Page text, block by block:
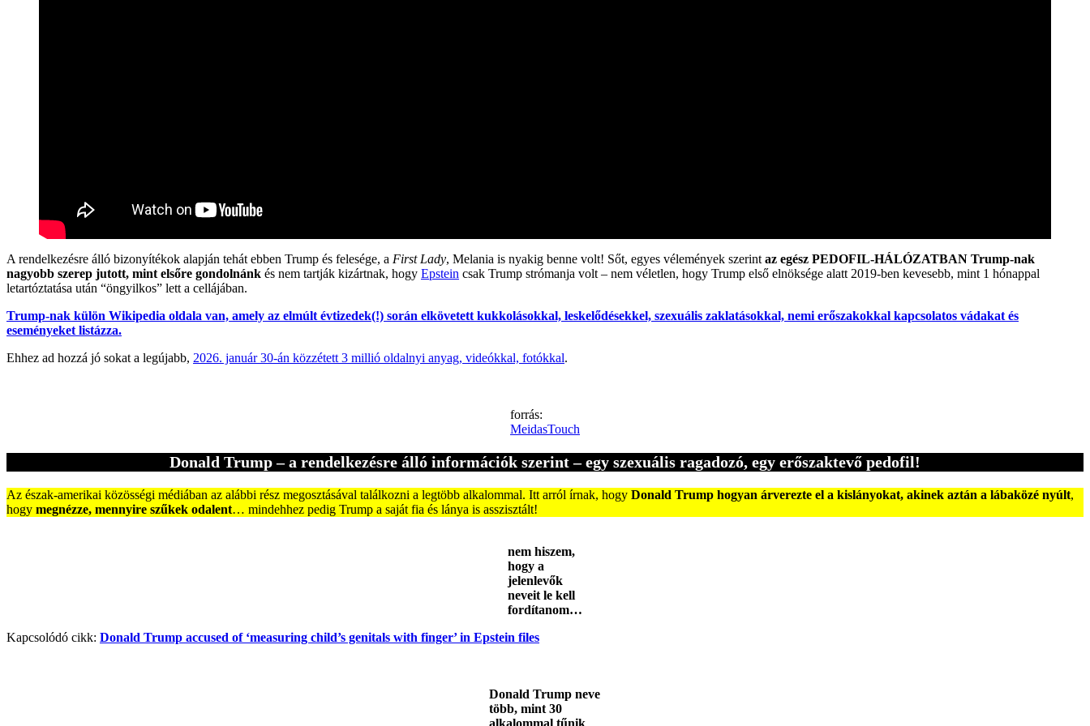
A rendelkezésre álló bizonyítékok alapján tehát ebben Trump és felesége, a First Lady, Melania is nyakig benne volt! Sőt, egyes vélemények szerint az egész PEDOFIL-HÁLÓZATBAN Trump-nak
nagyobb szerep jutott, mint elsőre gondolnánk és nem tartják kizártnak, hogy Epstein csak Trump strómanja volt – nem véletlen, hogy Trump első elnöksége alatt 2019-ben kevesebb, mint 1 hónappal
letartóztatása után “öngyilkos” lett a cellájában.
Trump-nak külön Wikipedia oldala van, amely az elmúlt évtizedek(!) során elkövetett kukkolásokkal, leskelődésekkel, szexuális zaklatásokkal, nemi erőszakokkal kapcsolatos vádakat és
eseményeket listázza.
Ehhez ad hozzá jó sokat a legújabb, 2026. január 30-án közzétett 3 millió oldalnyi anyag, videókkal, fotókkal.
forrás:
MeidasTouch
Donald Trump – a rendelkezésre álló információk szerint – egy szexuális ragadozó, egy erőszaktevő pedofil!
Az észak-amerikai közösségi médiában az alábbi rész megosztásával találkozni a legtöbb alkalommal. Itt arról írnak, hogy Donald Trump hogyan árverezte el a kislányokat, akinek aztán a lábaközé nyúlt,
hogy megnézze, mennyire szűkek odalent… mindehhez pedig Trump a saját fia és lánya is asszisztált!
nem hiszem,
hogy a
jelenlevők
neveit le kell
fordítanom…
Kapcsolódó cikk: Donald Trump accused of ‘measuring child’s genitals with finger’ in Epstein files
Donald Trump neve
több, mint 30
alkalommal tűnik